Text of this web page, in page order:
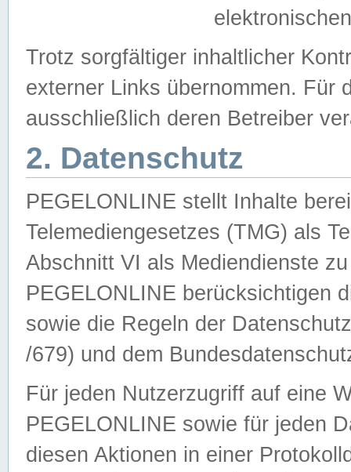
Trotz sorgfältiger inhaltlicher
externer Links übernommen. Für
ausschließlich deren Betreiber
2. Datenschutz
PEGELONLINE stellt Inhalte
Telemediengesetzes (TMG) als
Abschnitt VI als Mediendienste
PEGELONLINE berücksichtigen
sowie die Regeln der
/679) und dem
Für jeden Nutzerzugriff auf eine
PEGELONLINE sowie für jeden
diesen Aktionen in einer